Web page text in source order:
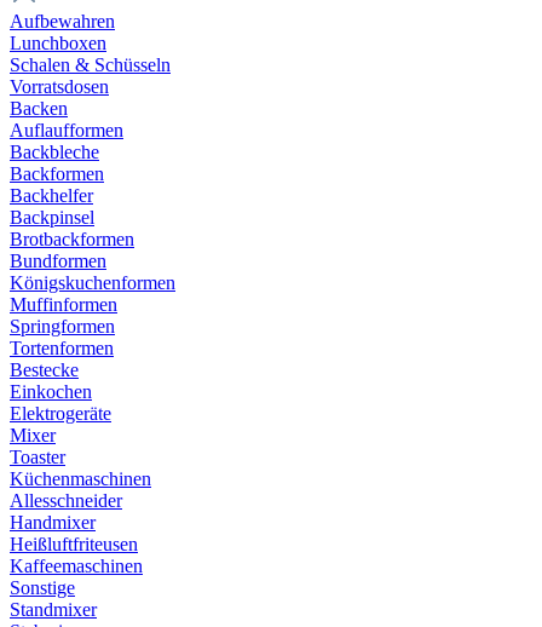
Aufbewahren
Lunchboxen
Schalen & Schüsseln
Vorratsdosen
Backen
Auflaufformen
Backbleche
Backformen
Backhelfer
Backpinsel
Brotbackformen
Bundformen
Königskuchenformen
Muffinformen
Springformen
Tortenformen
Bestecke
Einkochen
Elektrogeräte
Mixer
Toaster
Küchenmaschinen
Allesschneider
Handmixer
Heißluftfriteusen
Kaffeemaschinen
Sonstige
Standmixer